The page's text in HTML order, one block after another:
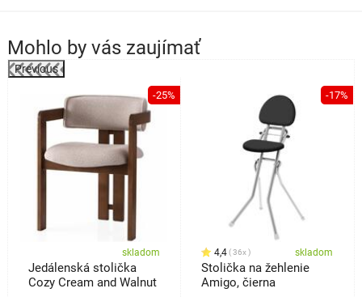
Mohlo by vás zaujímať
Previous
-25%
skladom
Jedálenská stolička
Cozy Cream and Walnut
-17%
4,4 36x skladom
Stolička na žehlenie
Amigo, čierna